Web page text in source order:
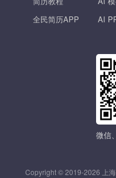
全民简历APP
AI
微信
Copyright © 2019-2026 上